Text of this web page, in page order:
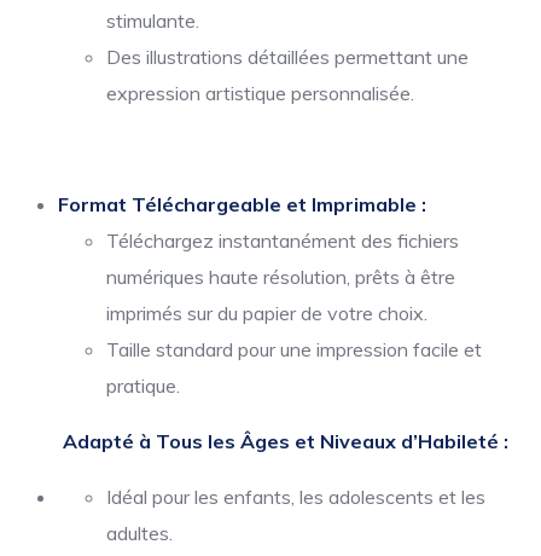
stimulante.
Des illustrations détaillées permettant une
expression artistique personnalisée.
Format Téléchargeable et Imprimable :
Téléchargez instantanément des fichiers
numériques haute résolution, prêts à être
imprimés sur du papier de votre choix.
Taille standard pour une impression facile et
pratique.
Adapté à Tous les Âges et Niveaux d’Habileté :
Idéal pour les enfants, les adolescents et les
adultes.